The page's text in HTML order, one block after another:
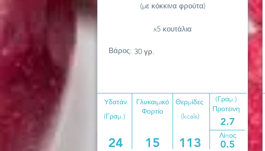
(με κόκκινα φρούτα)
x5 κουτάλια
Βάρος: 30 γρ.
Υδατάν.
Γλυκαιμικό
Φορτίο
(Γραμ.)
Θερμίδες
(kcals)
Προτεινη
2.7
(Γραμ.)
24 15 113 Λίπος
0.5